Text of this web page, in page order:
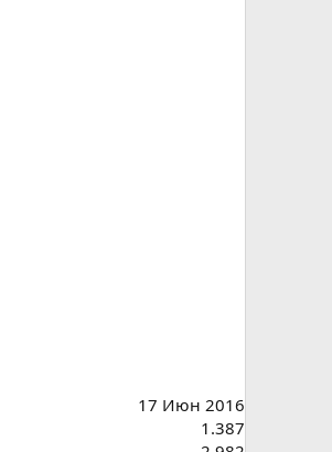
17 Июн 2016
1.387